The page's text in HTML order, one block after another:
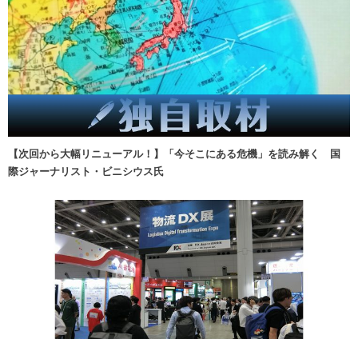
【次回から大幅リニューアル！】「今そこにある危機」を読み解く 国
際ジャーナリスト・ビニシウス氏